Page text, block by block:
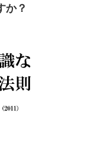
か？